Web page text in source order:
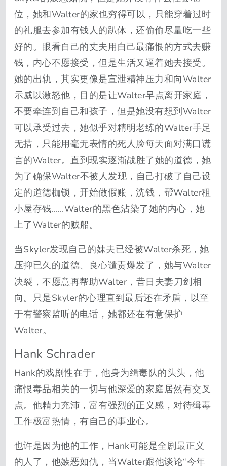
位，她和Walter的家也穷得可以，只能穿着过时
的礼服去参加有钱人的趴体，还偷偷尽量吃一些
好的。眼看自己的丈夫用自己最痛恨的方式去赚
钱，内心不愿接受，但是生活又逼着她去接受。
她的出轨，其实更像是宣泄精神压力和向Walter
示威以激怒他，目的是让Walter早点离开家庭，
不要牵连到自己和孩子，但是她没有想到Walter
可以承受过去，她似乎对精明老练的Walter手足
无措，只能用毫无表情的死人脸每天面对满口谎
言的Walter。直到现实逐渐战胜了她的道德，她
为了确保Walter不被人发现，自己打破了自己设
定的道德枷锁，开始做假账，洗钱，帮Walter租
小屋存钱……Walter的黑色沾染了她的内心，她
上了Walter的贼船。
当Skyler发现自己的妹夫已经被Walter杀死，她
压抑已久的道德、良心谴责爆发了，她与Walter
决裂，不愿意再帮助Walter，昔日夫妻刀剑相
向。只是Skyler的心理直到最后还在矛盾，以至
于有警察监听的电话，她都还在有意保护
Walter。
Hank Schrader
Hank的戏剧性在于，他身为缉毒队的头头，他
痛恨毒品相关的一切与他深爱的家庭居然有交叉
点。他精力充沛，富有强烈的正义感，对待缉毒
工作极富热情，有自己的事业心。
也许是因为他的工作，Hank可能是全剧最正义
的人了，他嫉恶如仇，当Walter跟他谈论“今年